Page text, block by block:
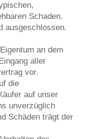
Schaden.
ausgeschlossen.
an dem
aller
vor.
die
auf unser
unverzüglich
Schäden trägt der